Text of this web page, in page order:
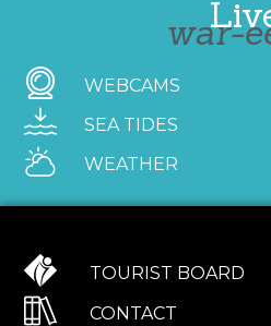
war-
WEBCAMS
SEA TIDES
WEATHER
TOURIST BOARD
CONTACT